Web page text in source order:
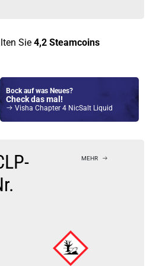
Sie 4,2 Steamcoins
Bock auf was Neues?
Check das mal!
Visha Chapter 4 NicSalt Liquid
MEHR